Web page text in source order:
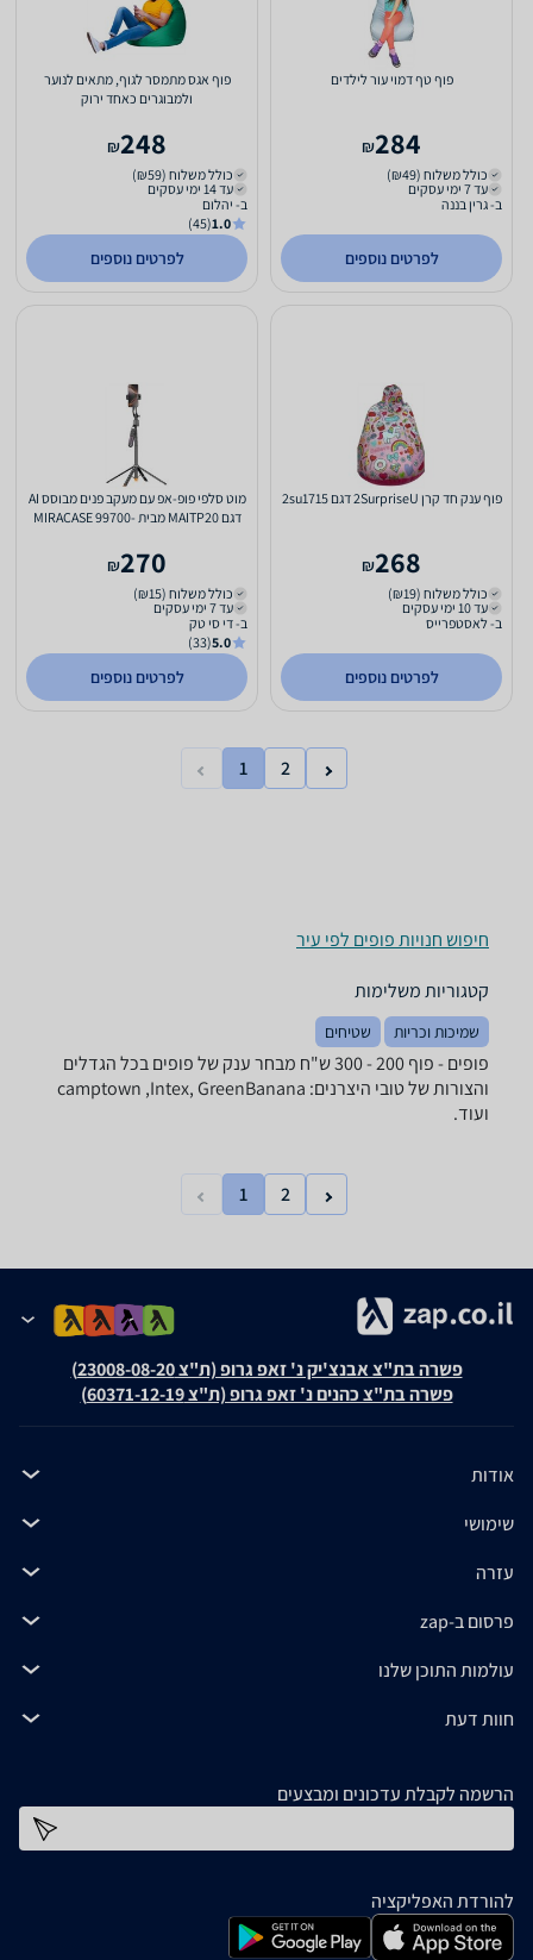
פוף טף דמוי עור לילדים
284
₪
כולל משלוח (₪49)
עד 7 ימי עסקים
ב- גרין בננה
לפרטים נוספים
פוף אגס מתמסר לגוף, מתאים לנוער
ולמבוגרים כאחד ירוק
248
₪
כולל משלוח (₪59)
עד 14 ימי עסקים
ב- יהלום
1.0
(45)
לפרטים נוספים
פוף ענק חד קרן 2SurpriseU דגם 2su1715
268
₪
כולל משלוח (₪19)
עד 10 ימי עסקים
ב- לאסטפרייס
לפרטים נוספים
מוט סלפי פופ-אפ עם מעקב פנים מבוסס AI
דגם MAITP20 מבית MIRACASE 99700-
270
₪
כולל משלוח (₪15)
עד 7 ימי עסקים
ב- די סי טק
5.0
(33)
לפרטים נוספים
1 2
חיפוש חנויות פופים לפי עיר
קטגוריות משלימות
שמיכות וכריות שטיחים
פופים - ‏פוף ‏200 - 300 ‏ש"ח מבחר ענק של פופים בכל הגדלים
והצורות של טובי היצרנים: camptown ,Intex, GreenBanana
ועוד.
1 2
פשרה בת"צ אבנצ'יק נ' זאפ גרופ (ת"צ 23008-08-20)
פשרה בת"צ כהנים נ' זאפ גרופ (ת"צ 60371-12-19)
אודות
שימושי
עזרה
פרסום ב-zap
עולמות התוכן שלנו
חוות דעת
הרשמה לקבלת עדכונים ומבצעים
להורדת האפליקציה